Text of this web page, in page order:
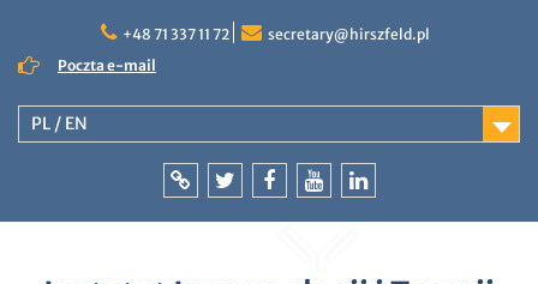
content
+48 71 337 11 72
secretary@hirszfeld.pl
Poczta e-mail
PL / EN